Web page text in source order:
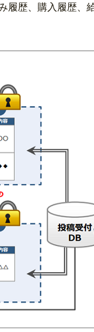
履歴、購入履歴